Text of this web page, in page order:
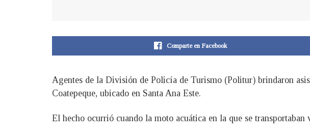
Comparte en Facebook
Agentes de la División de Policía de Turismo (Politur) brindaron
Coatepeque, ubicado en Santa Ana Este.
El hecho ocurrió cuando la moto acuática en la que se